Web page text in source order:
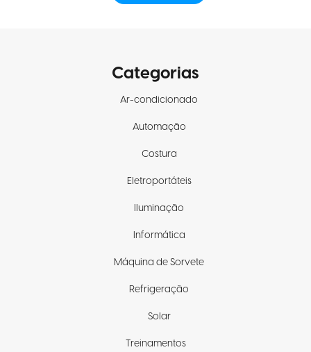
Categorias
Ar-condicionado
Automação
Costura
Eletroportáteis
Iluminação
Informática
Máquina de Sorvete
Refrigeração
Solar
Treinamentos